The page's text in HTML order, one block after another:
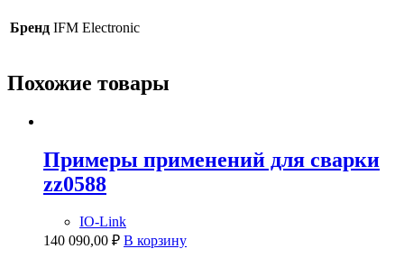
Бренд IFM Electronic
Похожие товары
Примеры применений для сварки
zz0588
IO-Link
140 090,00 ₽ В корзину